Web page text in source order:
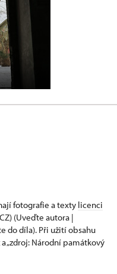
fotografie a texty licenci
(Uveďte autora |
do díla). Při užití obsahu
„zdroj: Národní památkový